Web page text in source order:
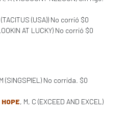
(TACITUS (USA)) No corrió $0
AT LUCKY) No corrió $0
(SINGSPIEL) No corrida. $0
, M, C (EXCEED AND EXCEL)